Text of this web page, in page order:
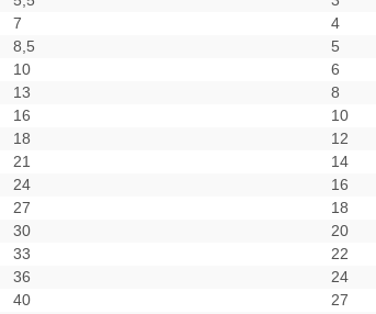
7 4
8,5 5
10 6
13 8
16 10
18 12
21 14
24 16
27 18
30 20
33 22
36 24
40 27